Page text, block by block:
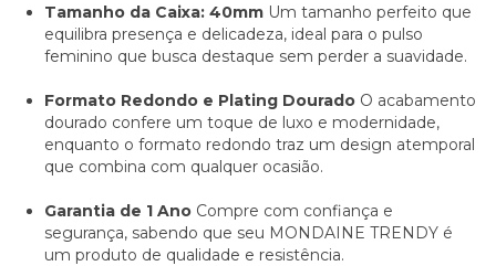
Tamanho da Caixa: 40mm Um tamanho perfeito que
equilibra presença e delicadeza, ideal para o pulso
feminino que busca destaque sem perder a suavidade.
Formato Redondo e Plating Dourado O acabamento
dourado confere um toque de luxo e modernidade,
enquanto o formato redondo traz um design atemporal
que combina com qualquer ocasião.
Garantia de 1 Ano Compre com confiança e
segurança, sabendo que seu MONDAINE TRENDY é
um produto de qualidade e resistência.